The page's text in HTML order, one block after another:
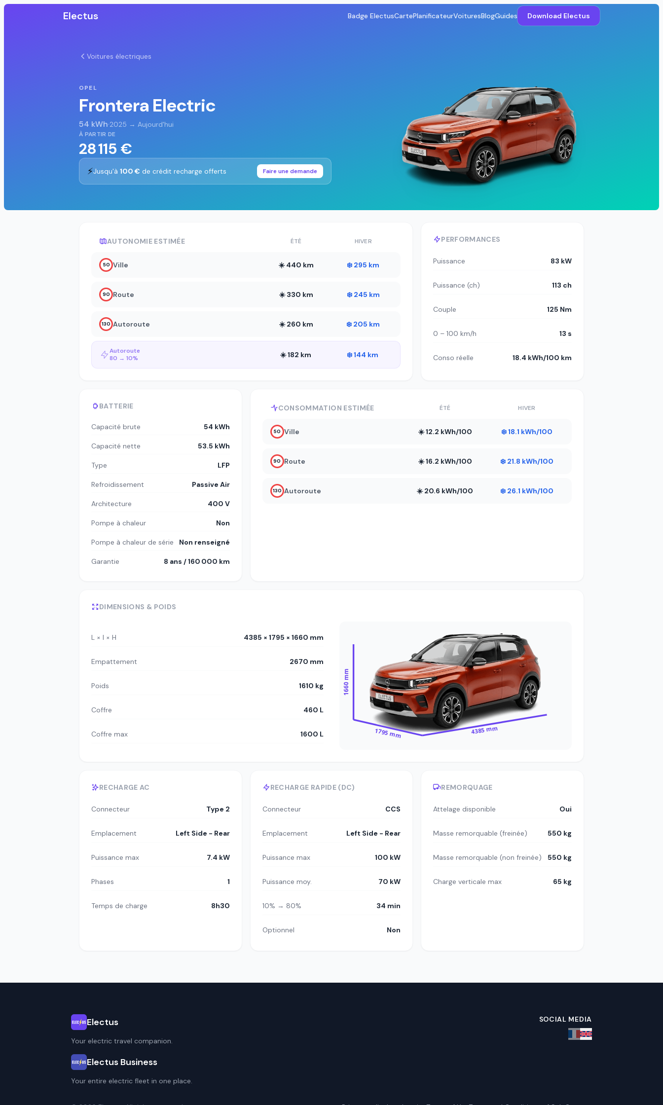
Electus Badge ElectusCartePlanificateurVoituresBlogGuides Download Electus
Voitures électriques
OPEL
Frontera Electric
54 kWh·2025 → Aujourd'hui
À PARTIR DE
28 115 €
⚡Jusqu'à 100 € de crédit recharge offerts Faire une demande
AUTONOMIE ESTIMÉE ÉTÉ HIVER
50 Ville ☀️ 440 km ❄️ 295 km
90 Route ☀️ 330 km ❄️ 245 km
130 Autoroute ☀️ 260 km ❄️ 205 km
Autoroute
80 → 10%
☀️ 182 km ❄️ 144 km
PERFORMANCES
Puissance 83 kW
Puissance (ch) 113 ch
Couple 125 Nm
0 – 100 km/h 13 s
Conso réelle 18.4 kWh/100 km
BATTERIE
Capacité brute 54 kWh
Capacité nette 53.5 kWh
Type LFP
Refroidissement Passive Air
Architecture 400 V
Pompe à chaleur Non
Pompe à chaleur de série Non renseigné
Garantie 8 ans / 160 000 km
CONSOMMATION ESTIMÉE ÉTÉ HIVER
50 Ville ☀️ 12.2 kWh/100 ❄️ 18.1 kWh/100
90 Route ☀️ 16.2 kWh/100 ❄️ 21.8 kWh/100
130 Autoroute ☀️ 20.6 kWh/100 ❄️ 26.1 kWh/100
DIMENSIONS & POIDS
L × l × H 4385 × 1795 × 1660 mm
Empattement 2670 mm
Poids 1610 kg
Coffre 460 L
Coffre max 1600 L
1660 mm
1795 mm 4385 mm
RECHARGE AC
Connecteur Type 2
Emplacement Left Side - Rear
Puissance max 7.4 kW
Phases 1
Temps de charge 8h30
RECHARGE RAPIDE (DC)
Connecteur CCS
Emplacement Left Side - Rear
Puissance max 100 kW
Puissance moy. 70 kW
10% → 80% 34 min
Optionnel Non
REMORQUAGE
Attelage disponible Oui
Masse remorquable (freinée) 550 kg
Masse remorquable (non freinée) 550 kg
Charge verticale max 65 kg
Electus
Your electric travel companion.
Electus Business
Your entire electric fleet in one place.
SOCIAL MEDIA